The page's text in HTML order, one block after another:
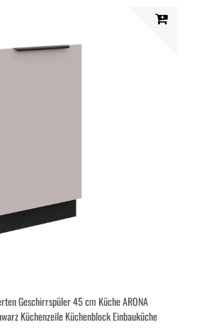
Geschirrspüler 45 cm Küche ARONA
Küchenzeile Küchenblock Einbauküche